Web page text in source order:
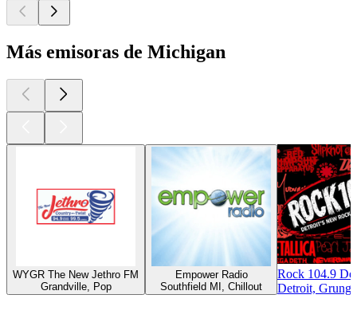
Más emisoras de Michigan
WYGR The New Jethro FM
Grandville, Pop
Empower Radio
Southfield MI, Chillout
Rock 104.9
Detroit,